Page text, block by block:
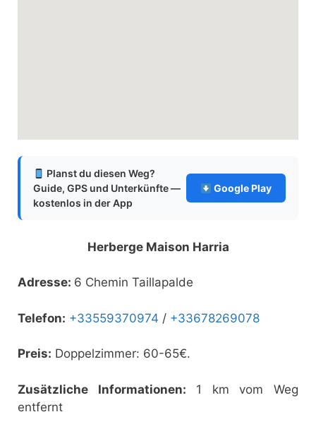
Planst du diesen Weg?
Guide, GPS und Unterkünfte —
kostenlos in der App
Google Play
Herberge Maison Harria
Adresse: 6 Chemin Taillapalde
Telefon: +33559370974 / +33678269078
Preis: Doppelzimmer: 60-65€.
Zusätzliche Informationen: 1 km vom Weg
entfernt